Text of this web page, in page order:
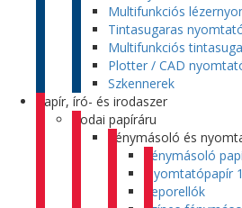
Multifunkciós
Tintasugaras
Multifunkciós
Plotter / CAD
Szkennerek
Papír, író- és irodaszer
Irodai papíráru
Fénymásoló és
Fénymásoló
Nyomtatópapír
Leporellók